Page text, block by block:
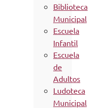
Biblioteca
Municipal
Escuela
Infantil
Escuela
de
Adultos
Ludoteca
Municipal